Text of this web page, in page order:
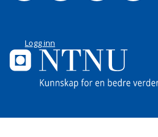
Logg inn